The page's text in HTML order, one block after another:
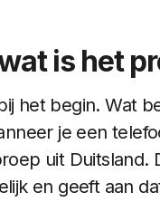
is het
het begin. Wat
je een
uit Duitsland.
en geeft aan